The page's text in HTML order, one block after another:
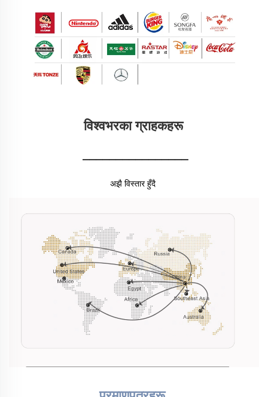
विश्वभरका ग्राहकहरू
________________
अझै विस्तार हुँदै